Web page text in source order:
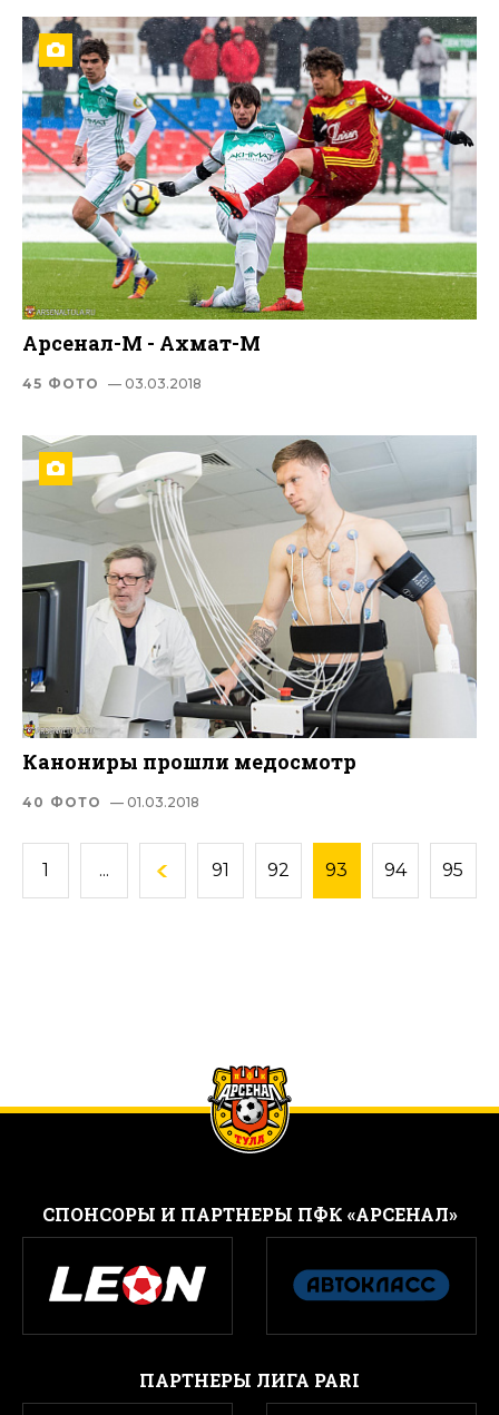
Арсенал-М - Ахмат-М
45 ФОТО — 03.03.2018
Канониры прошли медосмотр
40 ФОТО — 01.03.2018
1 ... 91 92 93 94 95
CПОНСОРЫ И ПАРТНЕРЫ ПФК «АРСЕНАЛ»
ПАРТНЕРЫ ЛИГА PARI